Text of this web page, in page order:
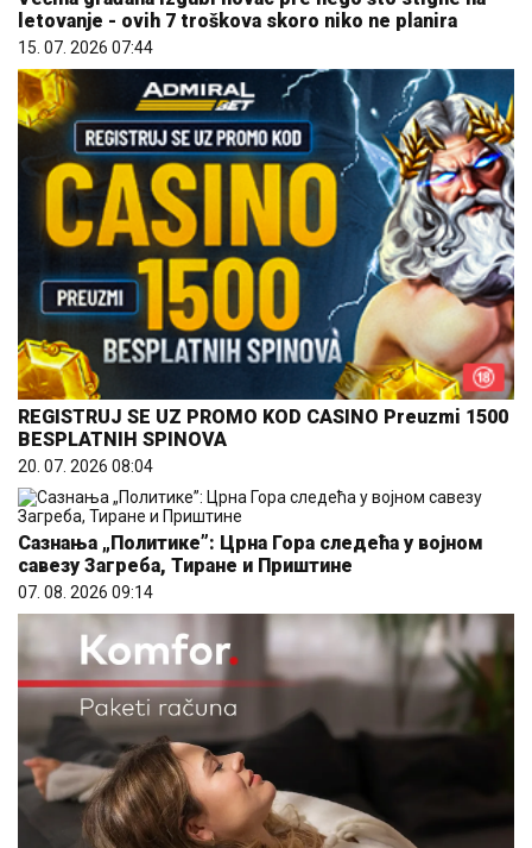
letovanje - ovih 7 troškova skoro niko ne planira
15. 07. 2026 07:44
REGISTRUJ SE UZ PROMO KOD CASINO Preuzmi 1500
BESPLATNIH SPINOVA
20. 07. 2026 08:04
Сазнања „Политике”: Црна Гора следећа у војном
савезу Загреба, Тиране и Приштине
07. 08. 2026 09:14